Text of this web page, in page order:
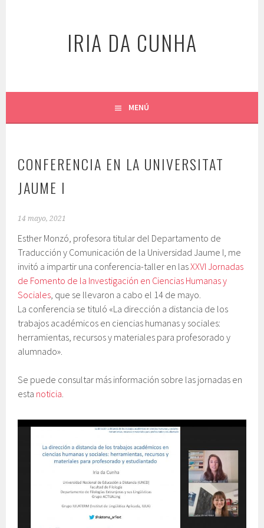
IRIA DA CUNHA
MENÚ
CONFERENCIA EN LA UNIVERSITAT
JAUME I
14 mayo, 2021
Esther Monzó, profesora titular del Departamento de
Traducción y Comunicación de la Universidad Jaume I, me
invitó a impartir una conferencia-taller en lasXXVI Jornadas
de Fomento de la Investigación en Ciencias Humanas y
Sociales, que se llevaron a cabo el 14 de mayo.
La conferencia se tituló «La dirección a distancia de los
trabajos académicos en ciencias humanas y sociales:
herramientas, recursos y materiales para profesorado y
alumnado».
Se puede consultar más información sobre las jornadas en
esta noticia.